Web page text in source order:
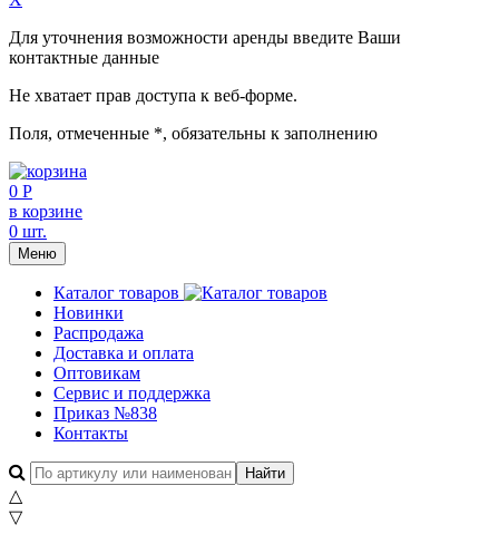
Для уточнения возможности аренды введите Ваши
контактные данные
Не хватает прав доступа к веб-форме.
Поля, отмеченные *, обязательны к заполнению
0 Р
в корзине
0 шт.
Меню
Каталог товаров
Новинки
Распродажа
Доставка и оплата
Оптовикам
Сервис и поддержка
Приказ №838
Контакты
△
▽